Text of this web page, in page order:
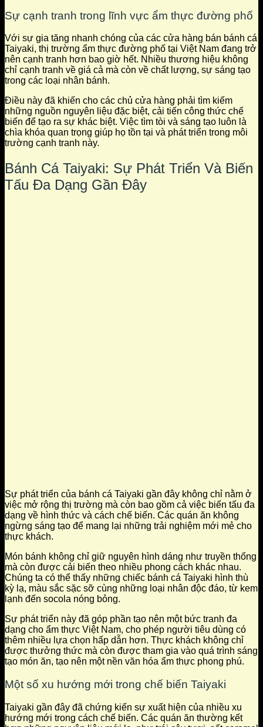
Sự cạnh tranh trong lĩnh vực ẩm thực đường phố
Với sự gia tăng nhanh chóng của các cửa hàng bán bánh cá
Taiyaki, thị trường ẩm thực đường phố tại Việt Nam đang trở
nên cạnh tranh hơn bao giờ hết. Nhiều thương hiệu không
chỉ cạnh tranh về giá cả mà còn về chất lượng, sự sáng tạo
trong các loại nhân bánh.
Điều này đã khiến cho các chủ cửa hàng phải tìm kiếm
những nguồn nguyên liệu đặc biệt, cải tiến công thức chế
biến để tạo ra sự khác biệt. Việc tìm tòi và sáng tạo luôn là
chìa khóa quan trọng giúp họ tồn tại và phát triển trong môi
trường cạnh tranh này.
Bánh Cá Taiyaki: Sự Phát Triển Và Biến
Tấu Đa Dạng Gần Đây
Sự phát triển của bánh cá Taiyaki gần đây không chỉ nằm ở
việc mở rộng thị trường mà còn bao gồm cả việc biến tấu đa
dạng về hình thức và cách chế biến. Các quán ăn không
ngừng sáng tạo để mang lại những trải nghiệm mới mẻ cho
thực khách.
Món bánh không chỉ giữ nguyên hình dáng như truyền thống
mà còn được cải biến theo nhiều phong cách khác nhau.
Chúng ta có thể thấy những chiếc bánh cá Taiyaki hình thù
kỳ lạ, màu sắc sặc sỡ cùng những loại nhân độc đáo, từ kem
lạnh đến socola nóng bỏng.
Sự phát triển này đã góp phần tạo nên một bức tranh đa
dạng cho ẩm thực Việt Nam, cho phép người tiêu dùng có
thêm nhiều lựa chọn hấp dẫn hơn. Thực khách không chỉ
được thưởng thức mà còn được tham gia vào quá trình sáng
tạo món ăn, tạo nên một nền văn hóa ẩm thực phong phú.
Một số xu hướng mới trong chế biến Taiyaki
Taiyaki gần đây đã chứng kiến sự xuất hiện của nhiều xu
hướng mới trong cách chế biến. Các quán ăn thường kết